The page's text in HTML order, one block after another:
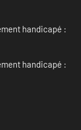
handicapé :
handicapé :